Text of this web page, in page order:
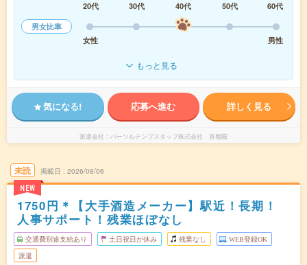
20代
30代 40代 50代
60代
男女比率
女性
男性
もっと見る
気になる! 応募へ進む 詳しく見る
派遣会社 パーソルテンプスタッフ株式会社 首都圏
未読
NEW
掲載日 2026/08/06
1750円＊【大手酒造メーカー】駅近！長期！
人事サポート！残業ほぼなし
交通費別途支給あり 土日祝日が休み 残業なし WEB登録OK
派遣